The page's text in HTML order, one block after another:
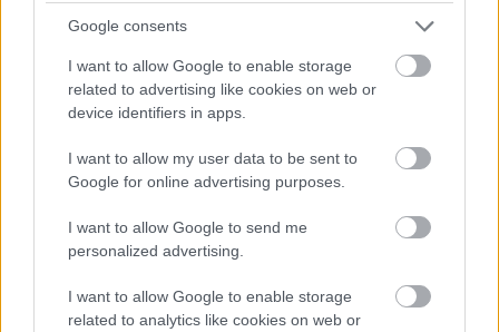
Google consents
I want to allow Google to enable storage
related to advertising like cookies on web or
device identifiers in apps.
I want to allow my user data to be sent to
Google for online advertising purposes.
I want to allow Google to send me
personalized advertising.
I want to allow Google to enable storage
related to analytics like cookies on web or